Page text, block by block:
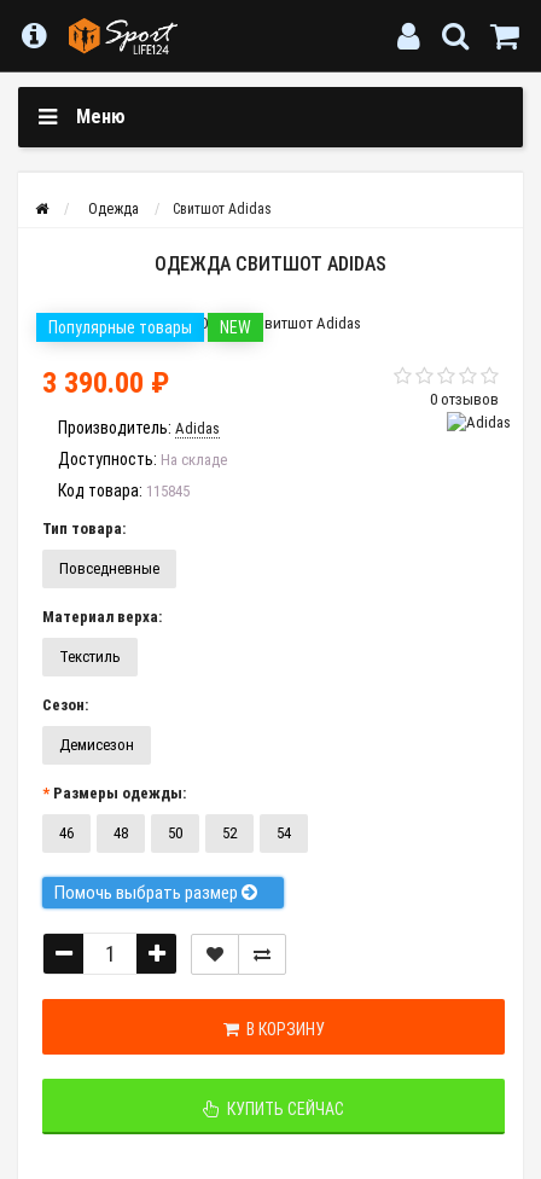
Меню
Одежда Свитшот Adidas
ОДЕЖДА СВИТШОТ ADIDAS
Популярные товары NEW
0 отзывов
3 390.00 ₽
Производитель: Adidas
Доступность: На складе
Код товара: 115845
Тип товара:
Повседневные
Материал верха:
Текстиль
Сезон:
Демисезон
Размеры одежды:
46 48 50 52 54
Помочь выбрать размер
В КОРЗИНУ
КУПИТЬ СЕЙЧАС